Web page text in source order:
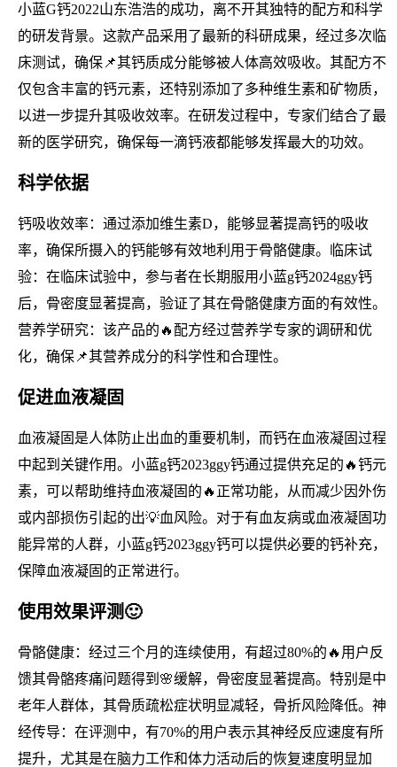
小蓝G钙2022山东浩浩的成功，离不开其独特的配方和科学
的研发背景。这款产品采用了最新的科研成果，经过多次临
床测试，确保📌其钙质成分能够被人体高效吸收。其配方不
仅包含丰富的钙元素，还特别添加了多种维生素和矿物质，
以进一步提升其吸收效率。在研发过程中，专家们结合了最
新的医学研究，确保每一滴钙液都能够发挥最大的功效。
科学依据
钙吸收效率：通过添加维生素D，能够显著提高钙的吸收
率，确保所摄入的钙能够有效地利用于骨骼健康。临床试
验：在临床试验中，参与者在长期服用小蓝g钙2024ggy钙
后，骨密度显著提高，验证了其在骨骼健康方面的有效性。
营养学研究：该产品的🔥配方经过营养学专家的调研和优
化，确保📌其营养成分的科学性和合理性。
促进血液凝固
血液凝固是人体防止出血的重要机制，而钙在血液凝固过程
中起到关键作用。小蓝g钙2023ggy钙通过提供充足的🔥钙元
素，可以帮助维持血液凝固的🔥正常功能，从而减少因外伤
或内部损伤引起的出💡血风险。对于有血友病或血液凝固功
能异常的人群，小蓝g钙2023ggy钙可以提供必要的钙补充，
保障血液凝固的正常进行。
使用效果评测🙂
骨骼健康：经过三个月的连续使用，有超过80%的🔥用户反
馈其骨骼疼痛问题得到🌸缓解，骨密度显著提高。特别是中
老年人群体，其骨质疏松症状明显减轻，骨折风险降低。神
经传导：在评测中，有70%的用户表示其神经反应速度有所
提升，尤其是在脑力工作和体力活动后的恢复速度明显加